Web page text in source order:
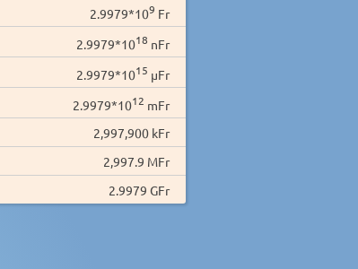
2.9979*109 Fr
2.9979*1018 nFr
2.9979*1015 µFr
2.9979*1012 mFr
2,997,900 kFr
2,997.9 MFr
2.9979 GFr